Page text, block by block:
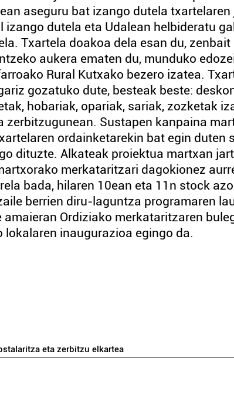
aseguru bat izango dutela
izango dutela eta Udalean helbideratu
Txartela doakoa dela esan du,
aukera ematen du, munduko
Rural Kutxako bezero izatea.
gozatuko dute, besteak beste:
hobariak, opariak, sariak, zozketak
zerbitzugunean. Sustapen kanpaina
ordainketarekin bat egin duten
dituzte. Alkateak proiektua martxan
merkataritzari dagokionez
bada, hilaren 10ean eta 11n stock
berrien diru-laguntza programaren
Ordiziako merkataritzaren
lokalaren inaugurazioa egingo da.
eta zerbitzu elkartea